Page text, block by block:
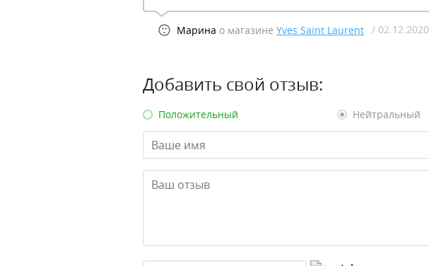
Марина о магазине Yves Saint Laurent / 02.12.2020
Добавить свой отзыв:
Положительный Нейтральный